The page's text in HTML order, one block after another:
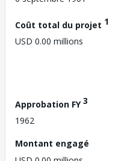
Coût total du projet 1
USD 0.00 millions
Approbation FY3
1962
Montant engagé